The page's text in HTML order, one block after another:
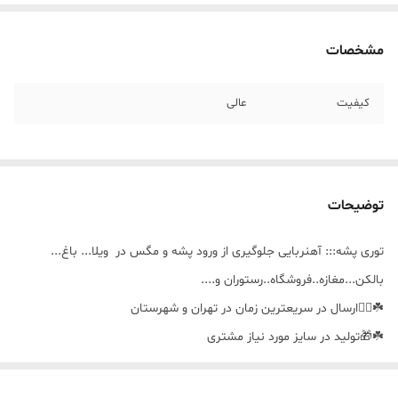
مشخصات
کیفیت عالی
توضیحات
توری پشه::: آهنربایی جلوگیری از ورود پشه و مگس در ویلا... باغ...
بالکن...مغازه..فروشگاه..رستوران و....
☘️🚴‍♀️ارسال در سریعترین زمان در تهران و شهرستان
☘️🎁تولید در سایز مورد نیاز مشتری